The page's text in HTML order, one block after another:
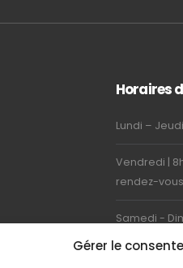
Gérer le
Horaires
Lundi –
Vendredi |
rendez-
Samedi -